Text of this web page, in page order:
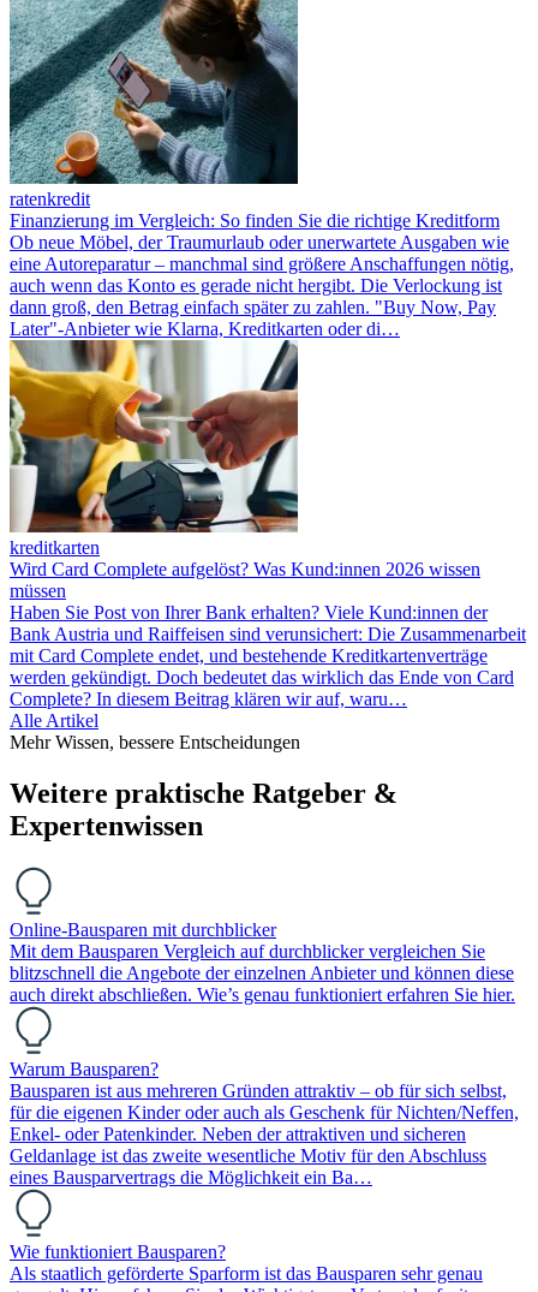
ratenkredit
Finanzierung im Vergleich: So finden Sie die richtige Kreditform
Ob neue Möbel, der Traumurlaub oder unerwartete Ausgaben wie
eine Autoreparatur – manchmal sind größere Anschaffungen nötig,
auch wenn das Konto es gerade nicht hergibt. Die Verlockung ist
dann groß, den Betrag einfach später zu zahlen. "Buy Now, Pay
Later"-Anbieter wie Klarna, Kreditkarten oder di…
kreditkarten
Wird Card Complete aufgelöst? Was Kund:innen 2026 wissen
müssen
Haben Sie Post von Ihrer Bank erhalten? Viele Kund:innen der
Bank Austria und Raiffeisen sind verunsichert: Die Zusammenarbeit
mit Card Complete endet, und bestehende Kreditkartenverträge
werden gekündigt. Doch bedeutet das wirklich das Ende von Card
Complete? In diesem Beitrag klären wir auf, waru…
Alle Artikel
Mehr Wissen, bessere Entscheidungen
Weitere praktische Ratgeber &
Expertenwissen
Online-Bausparen mit durchblicker
Mit dem Bausparen Vergleich auf durchblicker vergleichen Sie
blitzschnell die Angebote der einzelnen Anbieter und können diese
auch direkt abschließen. Wie’s genau funktioniert erfahren Sie hier.
Warum Bausparen?
Bausparen ist aus mehreren Gründen attraktiv – ob für sich selbst,
für die eigenen Kinder oder auch als Geschenk für Nichten/Neffen,
Enkel- oder Patenkinder. Neben der attraktiven und sicheren
Geldanlage ist das zweite wesentliche Motiv für den Abschluss
eines Bausparvertrags die Möglichkeit ein Ba…
Wie funktioniert Bausparen?
Als staatlich geförderte Sparform ist das Bausparen sehr genau